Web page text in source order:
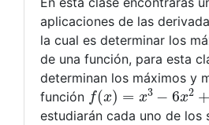
aplicaciones de las
la cual es determinar los
de una función, para esta
determinan los máximos y
función f(x )=x 3−6x2+9 x
estudiarán cada uno de los